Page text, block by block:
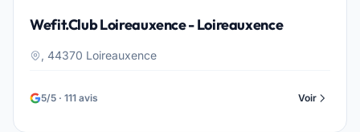
Wefit.Club Loireauxence - Loireauxence
, 44370 Loireauxence
5/5 · 111 avis Voir